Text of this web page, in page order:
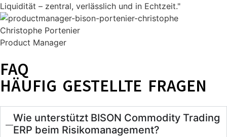
Liquidität – zentral, verlässlich und in Echtzeit."
Christophe Portenier
Product Manager
FAQ
HÄUFIG GESTELLTE FRAGEN
Wie unterstützt BISON Commodity Trading
ERP beim Risikomanagement?